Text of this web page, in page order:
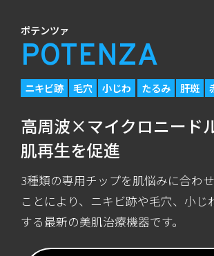
ポテンツァ
POTENZA
ニキビ跡 毛穴 小じわ たるみ 肝斑
高周波×マイクロニード
肌再生を促進
3種類の専用チップを肌悩みに合わ
ことにより、ニキビ跡や毛穴、小じ
する最新の美肌治療機器です。